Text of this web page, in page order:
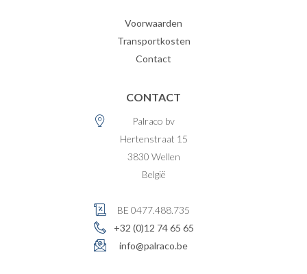
Voorwaarden
Transportkosten
Contact
CONTACT
Palraco bv
Hertenstraat 15
3830 Wellen
België
BE 0477.488.735
+32 (0)12 74 65 65
info@palraco.be